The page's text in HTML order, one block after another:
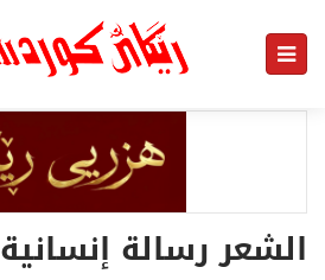
الشعر رسالة إنسانية